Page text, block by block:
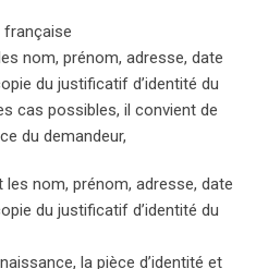
française
nom, prénom, adresse, date
du justificatif d’identité du
cas possibles, il convient de
du demandeur,
nom, prénom, adresse, date
du justificatif d’identité du
la pièce d’identité et